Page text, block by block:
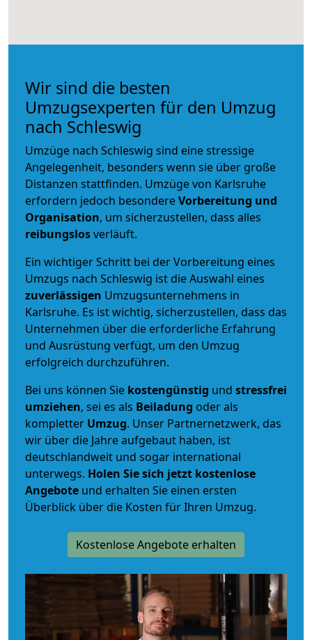
Wir sind die besten
Umzugsexperten für den Umzug
nach Schleswig
Umzüge nach Schleswig sind eine stressige
Angelegenheit, besonders wenn sie über große
Distanzen stattfinden. Umzüge von Karlsruhe
erfordern jedoch besondereVorbereitung und
Organisation, um sicherzustellen, dass alles
reibungslosverläuft.
Ein wichtiger Schritt bei der Vorbereitung eines
Umzugs nach Schleswig ist die Auswahl eines
zuverlässigen Umzugsunternehmens in
Karlsruhe. Es ist wichtig, sicherzustellen, dass das
Unternehmen über die erforderliche Erfahrung
und Ausrüstung verfügt, um den Umzug
erfolgreich durchzuführen.
Bei uns können Sie kostengünstig und stressfrei
umziehen, sei es als Beiladung oder als
kompletter Umzug. Unser Partnernetzwerk, das
wir über die Jahre aufgebaut haben, ist
deutschlandweit und sogar international
unterwegs. Holen Sie sich jetzt kostenlose
Angebote und erhalten Sie einen ersten
Überblick über die Kosten für Ihren Umzug.
Kostenlose Angebote erhalten